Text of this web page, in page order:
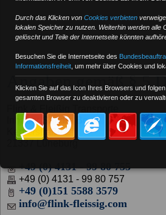
Angaben gemäß § 5
Inhaber Sandro Bock
Keplerstraße 2
21337 Lüneburg
+49 (0) 4131 - 99 80 755
+49 (0) 4131 - 99 80 757
+49 (0)151 5588 3579
info@flink-fleissig.com
Durch das Klicken von Cookies verbieten
lokalen Speicher zu nutzen. Weiterhin werden alle
gelöscht und Teile der Internetseite könnten
Besuchen Sie die Internetseite des
Informationsfreiheit , um mehr über Cookies und
Klicken Sie auf das Icon Ihres Browsers und
gesamten Browser zu deaktivieren oder zu